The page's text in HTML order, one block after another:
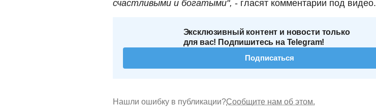
счастливыми и богатыми", - гласят комментарии под видео.
Эксклюзивный контент и новости только
для вас! Подпишитесь на Telegram!
Подписаться
Нашли ошибку в публикации?Сообщите нам об этом.